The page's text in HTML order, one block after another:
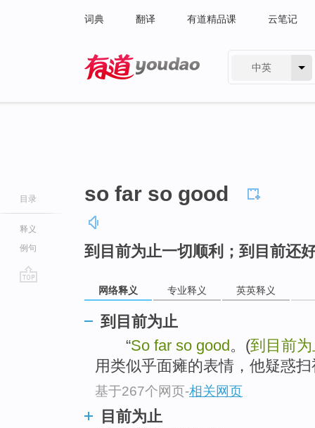
词典 翻译 有道精品课 云笔记
中英
目录
释义
例句
so far so good
到目前为止一切顺利；到目前还
网络释义 专业释义 英英释义
到目前为止
“So far so good 。(到目前
用类似乎面瘫的表情，他疑惑
基于267个网页-相关网页
目前为止